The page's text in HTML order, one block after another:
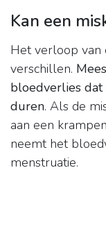
Kan een
Het verloop van
verschillen.
bloedverlies
duren. Als de
aan een
neemt het
menstruatie.